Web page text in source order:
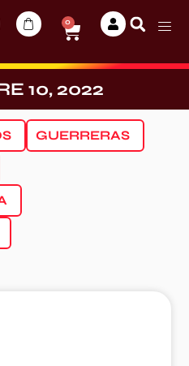
0
10, 2022
GUERRERAS